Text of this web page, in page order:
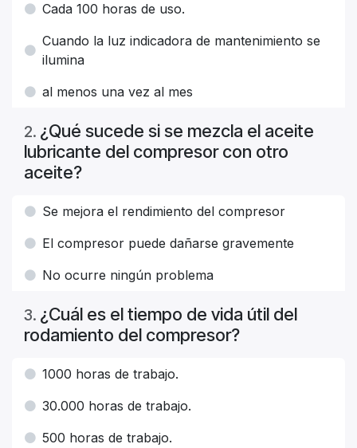
Cada 100 horas de uso.
Cuando la luz indicadora de mantenimiento se
ilumina
al menos una vez al mes
2. ¿Qué sucede si se mezcla el aceite
lubricante del compresor con otro
aceite?
Se mejora el rendimiento del compresor
El compresor puede dañarse gravemente
No ocurre ningún problema
3. ¿Cuál es el tiempo de vida útil del
rodamiento del compresor?
1000 horas de trabajo.
30.000 horas de trabajo.
500 horas de trabajo.